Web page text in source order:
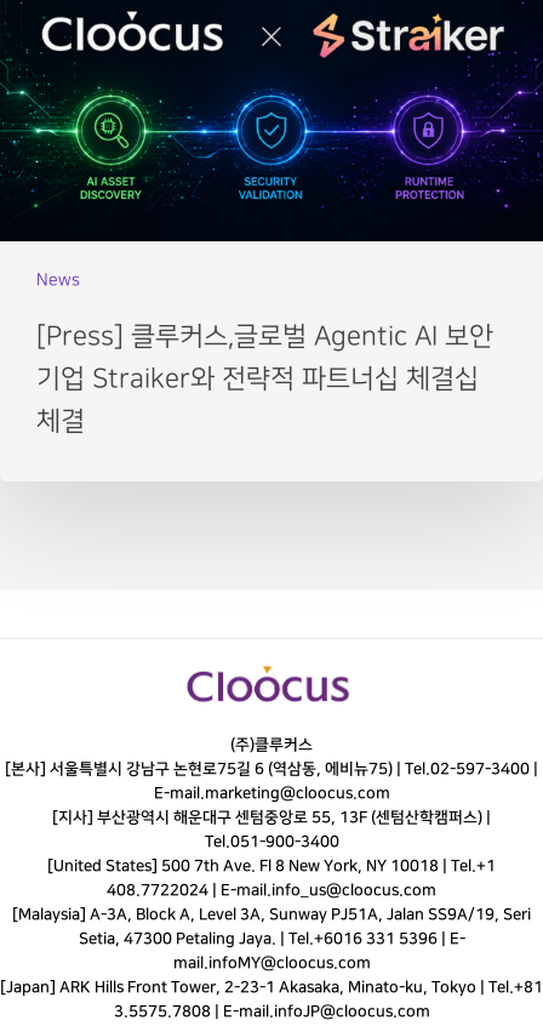
News
[Press] 클루커스,글로벌 Agentic AI 보안
기업 Straiker와 전략적 파트너십 체결십
체결
(주)클루커스
[본사] 서울특별시 강남구 논현로75길 6 (역삼동, 에비뉴75) | Tel.02-597-3400
E-mail.marketing@cloocus.com
[지사] 부산광역시 해운대구 센텀중앙로 55, 13F (센텀산학캠퍼스) |
Tel.051-900-3400
[United States] 500 7th Ave. Fl 8 New York, NY 10018 | Tel.+1
408.7722024 | E-mail.info_us@cloocus.com
[Malaysia] A-3A, Block A, Level 3A, Sunway PJ51A, Jalan SS9A/19, Seri
Setia, 47300 Petaling Jaya. | Tel.+6016 331 5396 | E-
mail.infoMY@cloocus.com
[Japan] ARK Hills Front Tower, 2-23-1 Akasaka, Minato-ku, Tokyo | Tel.+81
3.5575.7808 | E-mail.infoJP@cloocus.com